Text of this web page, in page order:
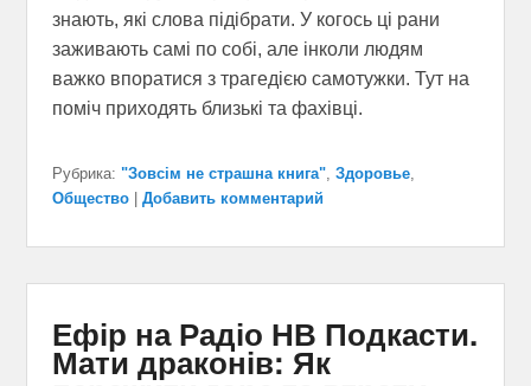
знають, які слова підібрати. У когось ці рани
заживають самі по собі, але інколи людям
важко впоратися з трагедією самотужки. Тут на
поміч приходять близькі та фахівці.
Рубрика: "Зовсім не страшна книга", Здоровье,
Общество
Добавить комментарий
Ефір на Радіо НВ Подкасти.
Мати драконів: Як